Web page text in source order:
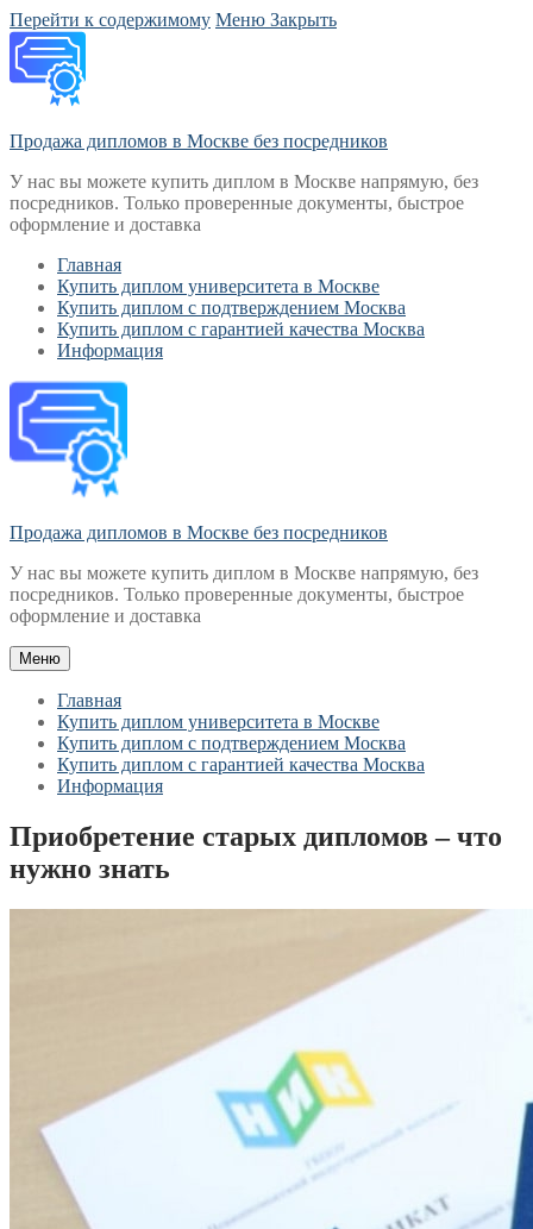
Перейти к содержимому Меню Закрыть
Продажа дипломов в Москве без посредников
У нас вы можете купить диплом в Москве напрямую, без
посредников. Только проверенные документы, быстрое
оформление и доставка
Главная
Купить диплом университета в Москве
Купить диплом с подтверждением Москва
Купить диплом с гарантией качества Москва
Информация
Продажа дипломов в Москве без посредников
У нас вы можете купить диплом в Москве напрямую, без
посредников. Только проверенные документы, быстрое
оформление и доставка
Меню
Главная
Купить диплом университета в Москве
Купить диплом с подтверждением Москва
Купить диплом с гарантией качества Москва
Информация
Приобретение старых дипломов – что
нужно знать